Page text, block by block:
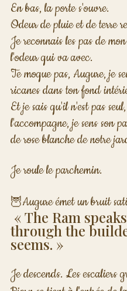
En bas, la porte s'ouvre.
Odeur de pluie et de terre
Je reconnais les pas de
l'odeur qui va avec.
Te moque pas, Augure, je
ricanes dans ton fond
Et je sais qu'il n'est pas
l'accompagne, je sens son
de rose blanche de notre
Je roule le parchemin.
🦉Augure émet un bruit
« The Ram speaks
through the
seems. »
Je descends. Les escaliers